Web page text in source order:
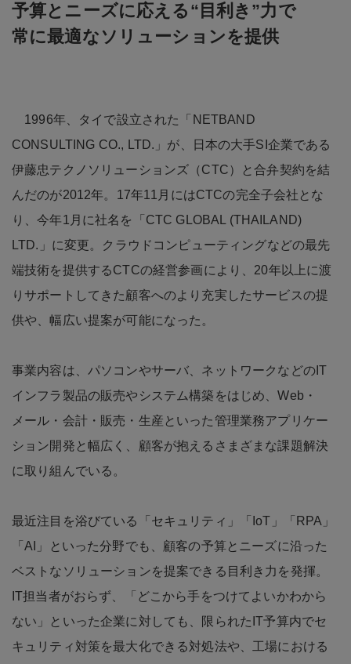
予算とニーズに応える“目利き”力で
常に最適なソリューションを提供
1996年、タイで設立された「NETBAND
CONSULTING CO., LTD.」が、日本の大手SI企業である
伊藤忠テクノソリューションズ（CTC）と合弁契約を結
んだのが2012年。17年11月にはCTCの完全子会社とな
り、今年1月に社名を「CTC GLOBAL (THAILAND)
LTD.」に変更。クラウドコンピューティングなどの最先
端技術を提供するCTCの経営参画により、20年以上に渡
りサポートしてきた顧客へのより充実したサービスの提
供や、幅広い提案が可能になった。
事業内容は、パソコンやサーバ、ネットワークなどのIT
インフラ製品の販売やシステム構築をはじめ、Web・
メール・会計・販売・生産といった管理業務アプリケー
ション開発と幅広く、顧客が抱えるさまざまな課題解決
に取り組んでいる。
最近注目を浴びている「セキュリティ」「IoT」「RPA」
「AI」といった分野でも、顧客の予算とニーズに沿った
ベストなソリューションを提案できる目利き力を発揮。
IT担当者がおらず、「どこから手をつけてよいかわから
ない」といった企業に対しても、限られたIT予算内でセ
キュリティ対策を最大化できる対処法や、工場における